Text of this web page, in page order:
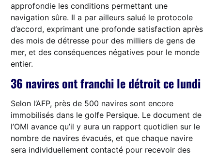
approfondie les conditions permettant une
navigation sûre. Il a par ailleurs salué le protocole
d’accord, exprimant une profonde satisfaction après
des mois de détresse pour des milliers de gens de
mer, et des conséquences négatives pour le monde
entier.
36 navires ont franchi le détroit ce lundi
Selon l’AFP, près de 500 navires sont encore
immobilisés dans le golfe Persique. Le document de
l’OMI avance qu’il y aura un rapport quotidien sur le
nombre de navires évacués, et que chaque navire
sera individuellement contacté pour recevoir des